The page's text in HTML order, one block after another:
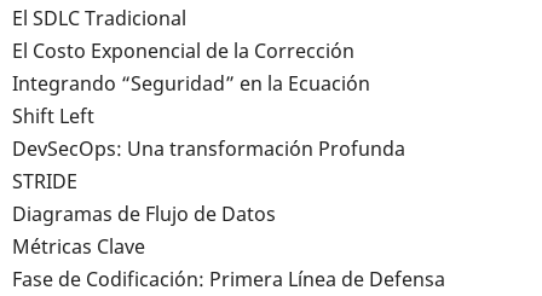
El SDLC Tradicional
El Costo Exponencial de la Corrección
Integrando “Seguridad” en la Ecuación
Shift Left
DevSecOps: Una transformación Profunda
STRIDE
Diagramas de Flujo de Datos
Métricas Clave
Fase de Codificación: Primera Línea de Defensa